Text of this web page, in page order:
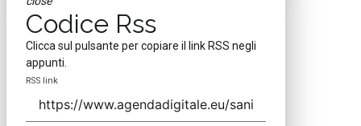
Codice Rss
Clicca sul pulsante per copiare il link RSS negli
appunti.
RSS link